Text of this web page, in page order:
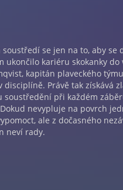
se jen na to, aby se
kariéru skokanky do
kapitán plaveckého
disciplíně. Právě tak získává
soustředění při každém
nevypluje na povrch
ale z dočasného
neví rady.